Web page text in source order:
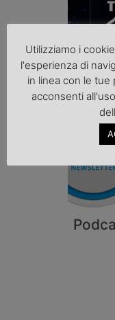
Utilizziamo i
l'esperienza di
in linea con le
acconsenti